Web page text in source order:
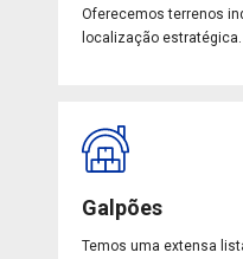
Oferecemos terrenos
localização estratégica.
Galpões
Temos uma extensa